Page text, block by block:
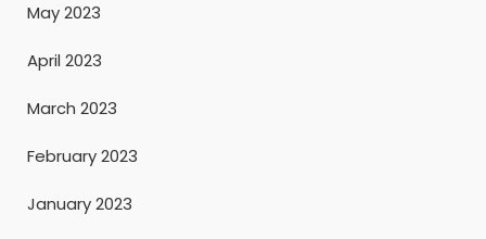
May 2023
April 2023
March 2023
February 2023
January 2023